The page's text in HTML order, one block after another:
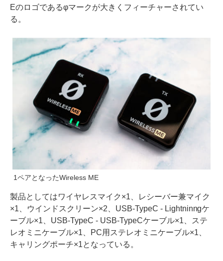
Eのロゴであるφマークが大きくフィーチャーされてい
る。
1ペアとなったWireless ME
製品としてはワイヤレスマイク×1、レシーバー兼マイク
×1、ウインドスクリーン×2、USB-TypeC - Lightninngケ
ーブル×1、USB-TypeC - USB-TypeCケーブル×1、ステ
レオミニケーブル×1、PC用ステレオミニケーブル×1、
キャリングポーチ×1となっている。